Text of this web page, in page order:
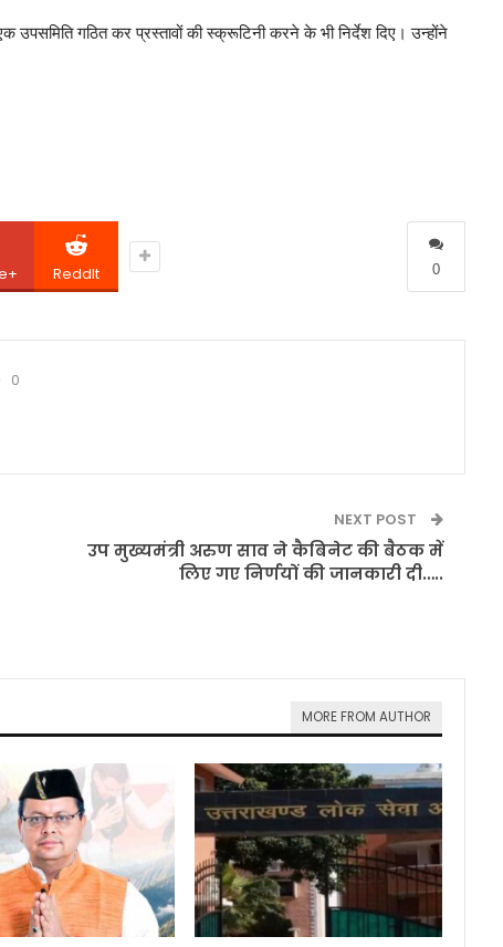
उपसमिति गठित कर प्रस्तावों की स्क्रूटिनी करने के भी निर्देश दिए। उन्होंने
0
ReddIt
0
NEXT POST
उप मुख्यमंत्री अरुण साव ने कैबिनेट की बैठक में
लिए गए निर्णयों की जानकारी दी…..
MORE FROM AUTHOR